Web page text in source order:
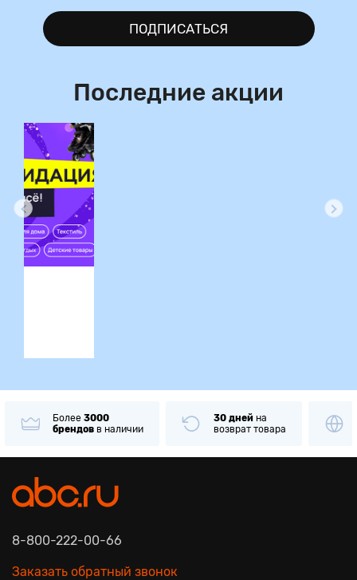
ПОДПИСАТЬСЯ
Последние акции
Более 3000
брендов в наличии
30 дней на
возврат товара
8-800-222-00-66
Заказать обратный звонок